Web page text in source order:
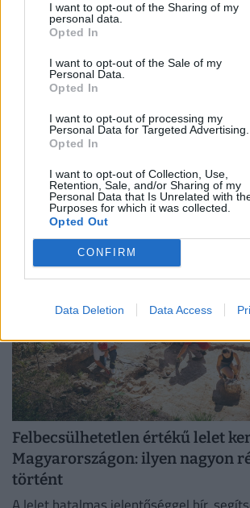
I want to opt-out of the Sharing of my
personal data.
Opted In
I want to opt-out of the Sale of my
Personal Data.
Opted In
I want to opt-out of processing my
Personal Data for Targeted Advertising.
Opted In
I want to opt-out of Collection, Use,
Retention, Sale, and/or Sharing of my
Personal Data that Is Unrelated with
Purposes for which it was collected.
Opted Out
CONFIRM
Data Deletion Data Access
Újabb magyar település tekeri le
spórolnak az energiával,
A közvilágítást nem érinti az
intézkedés, a városban korábban már
okosrendszert.
Felbecsülhetetlen értékű lelet
Magyarországon: ilyen nagyon
történt